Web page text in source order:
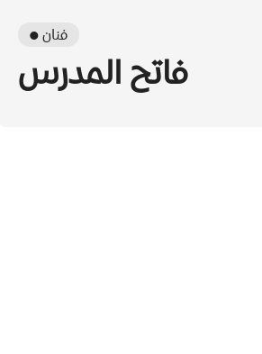
● فنان
فاتح المدرس